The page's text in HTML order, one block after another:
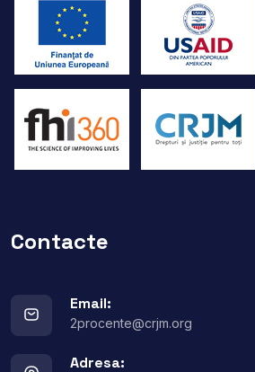
Contacte
Email:
2procente@crjm.org
Adresa: